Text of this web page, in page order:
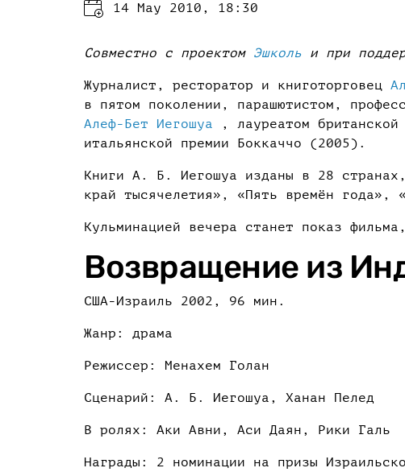
14 May 2010, 18:30
Совместно с проектом Эшколь и при
Журналист, ресторатор и книготорговец
в пятом поколении, парашютистом,
Алеф-Бет Иегошуа , лауреатом
итальянской премии Боккаччо (2005).
Книги А. Б. Иегошуа изданы в 28
край тысячелетия», «Пять времён года»,
Кульминацией вечера станет показ
Возвращение из
США-Израиль 2002, 96 мин.
Жанр: драма
Режиссер: Менахем Голан
Сценарий: А. Б. Иегошуа, Ханан Пелед
В ролях: Аки Авни, Аси Даян, Рики Галь
Награды: 2 номинации на призы